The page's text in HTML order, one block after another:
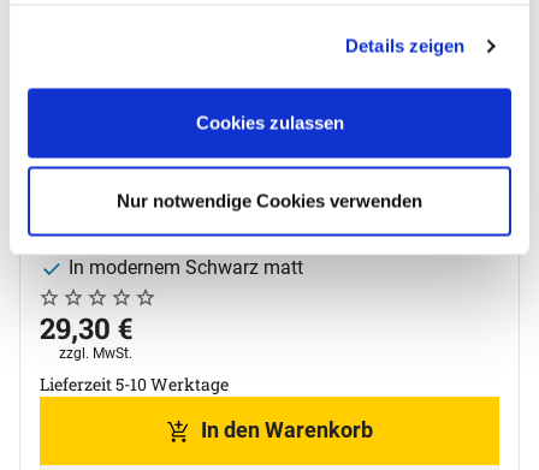
Details zeigen
Cookies zulassen
Nur notwendige Cookies verwenden
Seifenspender 900 ml, Wandmontage
12,8 x 9 x 21 cm
Kapazität: 900 ml
Robuster ABS Kunststoff
Abschließbares Modell
Zur Wandmontage
In modernem Schwarz matt
Noch keine Bewertungen abgegeben
0 Bewertungen
29,30 €
Steuerhinweis:
zzgl. MwSt.
Lieferzeit 5-10 Werktage
In den Warenkorb